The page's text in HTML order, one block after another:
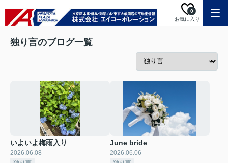
お気に入り
0
独り言のブログ一覧
いよいよ梅雨入り
2026.06.08
June bride
2026.06.06